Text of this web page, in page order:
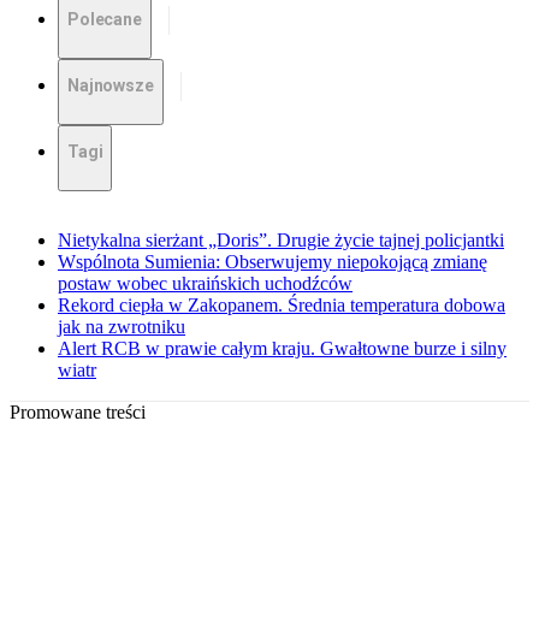
Polecane
Najnowsze
Tagi
Nietykalna sierżant „Doris”. Drugie życie tajnej policjantki
Wspólnota Sumienia: Obserwujemy niepokojącą zmianę
postaw wobec ukraińskich uchodźców
Rekord ciepła w Zakopanem. Średnia temperatura dobowa
jak na zwrotniku
Alert RCB w prawie całym kraju. Gwałtowne burze i silny
wiatr
Promowane treści